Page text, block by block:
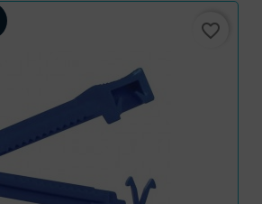
favorite_border